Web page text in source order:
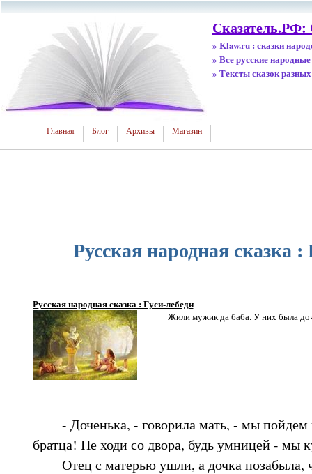
Сказатель.РФ:
» Klaw.ru : сказки
» Все русские народные
» Тексты сказок
Главная Блог Архивы Магазин
Русская народная сказка :
Русская народная сказка : Гуси-лебеди
Жили мужик да баба. У них была
- Доченька, - говорила мать, - мы пойдем
братца! Не ходи со двора, будь умницей - мы
Отец с матерью ушли, а дочка позабыла,